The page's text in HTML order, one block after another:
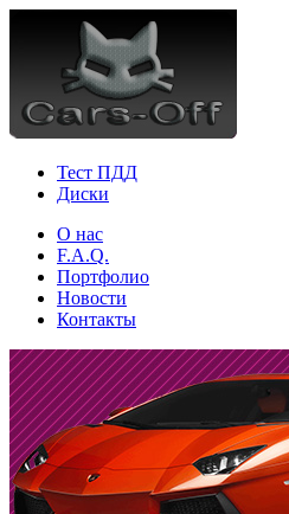
Тест ПДД
Диски
О нас
F.A.Q.
Портфолио
Новости
Контакты